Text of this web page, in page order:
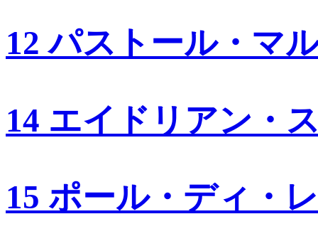
12 パストール・マ
14 エイドリアン・
15 ポール・ディ・